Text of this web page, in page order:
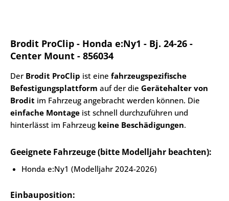
Brodit ProClip - Honda e:Ny1 - Bj. 24-26 -
Center Mount - 856034
Der Brodit ProClip ist eine fahrzeugspezifische
Befestigungsplattform auf der die Gerätehalter von
Brodit im Fahrzeug angebracht werden können. Die
einfache Montage ist schnell durchzuführen und
hinterlässt im Fahrzeug keine Beschädigungen.
Geeignete Fahrzeuge (bitte Modelljahr beachten):
Honda e:Ny1 (Modelljahr 2024-2026)
Einbauposition: